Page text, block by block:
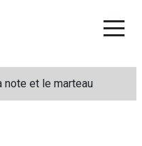
note et le marteau